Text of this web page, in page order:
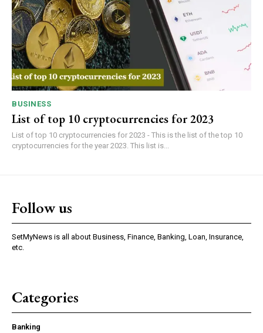
BUSINESS
List of top 10 cryptocurrencies for 2023
List of top 10 cryptocurrencies for 2023 - This is the list of the top 10
cryptocurrencies for the year 2023. This list is...
Follow us
SetMyNews is all about Business, Finance, Banking, Loan, Insurance,
etc.
Categories
Banking